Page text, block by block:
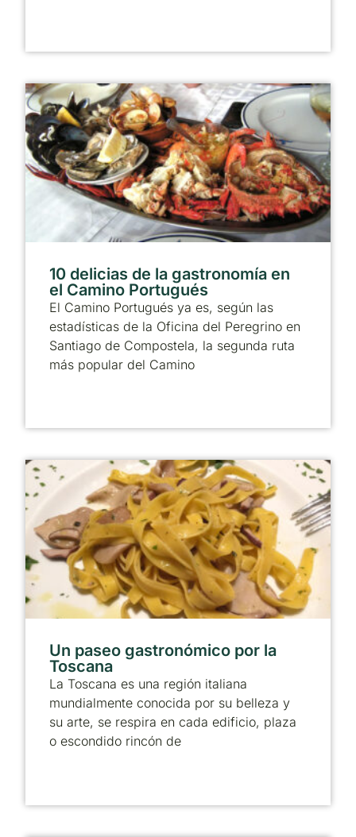
10 delicias de la gastronomía en
el Camino Portugués
El Camino Portugués ya es, según las
estadísticas de la Oficina del Peregrino en
Santiago de Compostela, la segunda ruta
más popular del Camino
Un paseo gastronómico por la
Toscana
La Toscana es una región italiana
mundialmente conocida por su belleza y
su arte, se respira en cada edificio, plaza
o escondido rincón de